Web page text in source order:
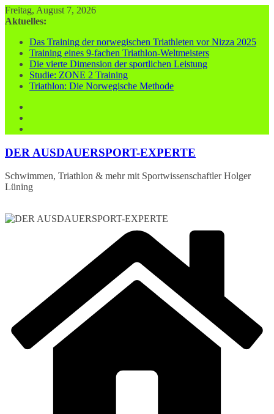
Zum
Inhalt
Freitag, August 7, 2026
Aktuelles:
Das Training der norwegischen Triathleten vor Nizza 2025
Training eines 9-fachen Triathlon-Weltmeisters
Die vierte Dimension der sportlichen Leistung
Studie: ZONE 2 Training
Triathlon: Die Norwegische Methode
DER AUSDAUERSPORT-EXPERTE
Schwimmen, Triathlon & mehr mit Sportwissenschaftler Holger
Lüning